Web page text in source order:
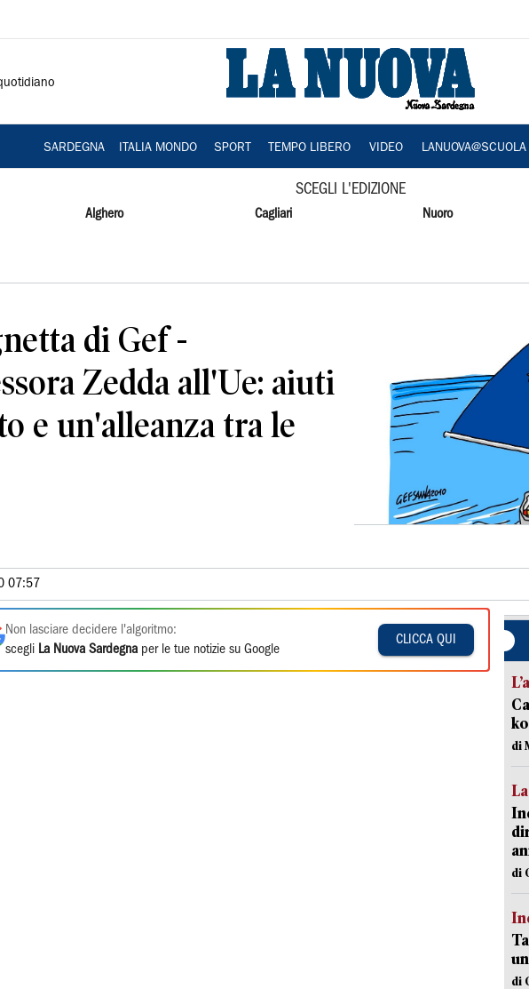
SARDEGNA ITALIA MONDO SPORT TEMPO LIBERO VIDEO LANUOVA@SCUOLA
SCEGLI L'EDIZIONE
Alghero Cagliari Nuoro
di Gef -
Zedda all'Ue: aiuti
e un'alleanza tra le
07:57
Non lasciare decidere l'algoritmo:
scegli La Nuova Sardegna per le tue notizie su Google
CLICCA QUI
di
di
di